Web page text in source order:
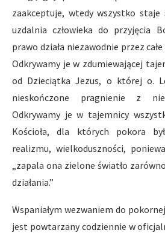
zaakceptuje, wtedy wszystko
uzdalnia człowieka do przyjęcia
prawo działa niezawodnie przez
Odkrywamy je w zdumiewającej
od Dzieciątka Jezus, o której o.
nieskończone pragnienie z
Odkrywamy je w tajemnicy
Kościoła, dla których pokora
realizmu, wielkoduszności,
„zapala ona zielone światło
działania.”
Wspaniałym wezwaniem do
jest powtarzany codziennie w